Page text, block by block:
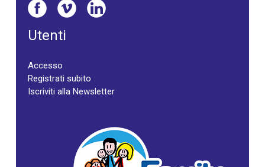
Utenti
Accesso
Registrati subito
Iscriviti alla Newsletter